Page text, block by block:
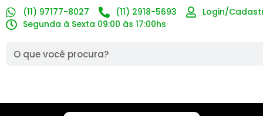
(11) 97177-8027 (11) 2918-5693
Login/
Segunda à Sexta 09:00 às 17:00hs